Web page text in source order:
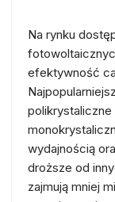
Na rynku
efektywność
wydajnością
droższe od
zajmują mniej